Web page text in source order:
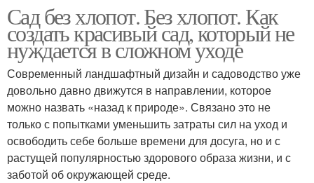
Сад без хлопот. Без хлопот. Как
создать красивый сад, который не
нуждается в сложном уходе
Современный ландшафтный дизайн и садоводство уже
довольно давно движутся в направлении, которое
можно назвать «назад к природе». Связано это не
только с попытками уменьшить затраты сил на уход и
освободить себе больше времени для досуга, но и с
растущей популярностью здорового образа жизни, и с
заботой об окружающей среде.